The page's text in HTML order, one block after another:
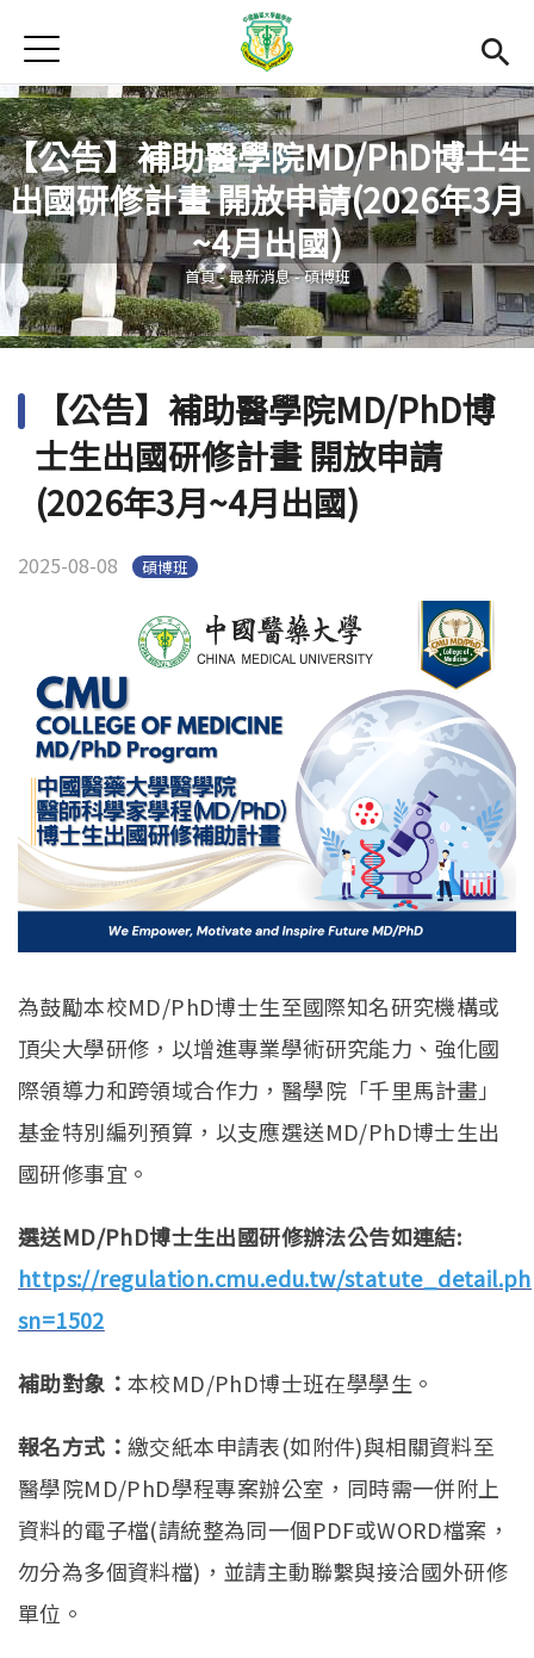
最新消息
Open submenu (關於本院)
關於本院
Open submenu (學院成員)
學院成員
學術單位
Open submenu (國際交流)
國際交流
雙語計畫(link is external)
En
Jump to Navigation
Jump to Main content
【公告】補助醫學院MD/PhD博士生
出國研修計畫 開放申請(2026年3月
~4月出國)
您在這裡
首頁-最新消息-碩博班
【公告】補助醫學院MD/PhD博
士生出國研修計畫 開放申請
(2026年3月~4月出國)
2025-08-08 碩博班
為鼓勵本校MD/PhD博士生至國際知名研究機構或
頂尖大學研修，以增進專業學術研究能力、強化國
際領導力和跨領域合作力，醫學院「千里馬計畫」
基金特別編列預算，以支應選送MD/PhD博士生出
國研修事宜。
選送MD/PhD博士生出國研修辦法公告如連結:
https://regulation.cmu.edu.tw/
sn=1502
補助對象： 本校MD/PhD博士班在學學生。
報名方式： 繳交紙本申請表(如附件)與相關資料至
醫學院MD/PhD學程專案辦公室，同時需一併附上
資料的電子檔(請統整為同一個PDF或WORD檔案，
勿分為多個資料檔)，並請主動聯繫與接洽國外研修
單位。